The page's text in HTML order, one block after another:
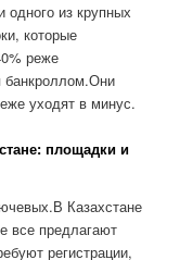
одного из крупных
которые
реже
банкроллом.Они
уходят в минус.
площадки и
Казахстане
все предлагают
регистрации,